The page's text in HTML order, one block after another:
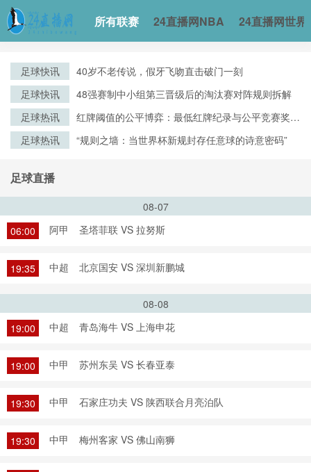
所有联赛 24直播网NBA 24直播网世界
足球快讯
40岁不老传说，假牙飞吻直击破门一刻
足球快讯
48强赛制中小组第三晋级后的淘汰赛对阵规则拆解
足球热讯
红牌阈值的公平博弈：最低红牌纪录与公平竞赛奖评
足球热讯 “规则之墙：当世界杯新规封存任意球的诗意密码”
足球直播
08-07
06:00
阿甲 圣塔菲联 VS 拉努斯
19:35 中超 北京国安 VS 深圳新鹏城
08-08
19:00
中超 青岛海牛 VS 上海申花
19:00 中甲 苏州东吴 VS 长春亚泰
19:30 中甲 石家庄功夫 VS 陕西联合月亮泊队
19:30 中甲 梅州客家 VS 佛山南狮